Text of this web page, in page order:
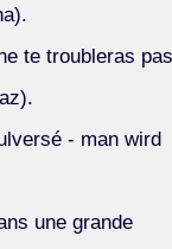
te troubleras pas
- man wird
une grande